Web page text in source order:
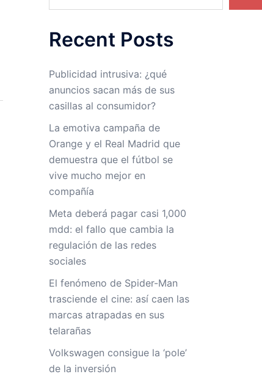
Recent Posts
Publicidad intrusiva: ¿qué
anuncios sacan más de sus
casillas al consumidor?
La emotiva campaña de
Orange y el Real Madrid que
demuestra que el fútbol se
vive mucho mejor en
compañía
Meta deberá pagar casi 1,000
mdd: el fallo que cambia la
regulación de las redes
sociales
El fenómeno de Spider-Man
trasciende el cine: así caen las
marcas atrapadas en sus
telarañas
Volkswagen consigue la ‘pole’
de la inversión